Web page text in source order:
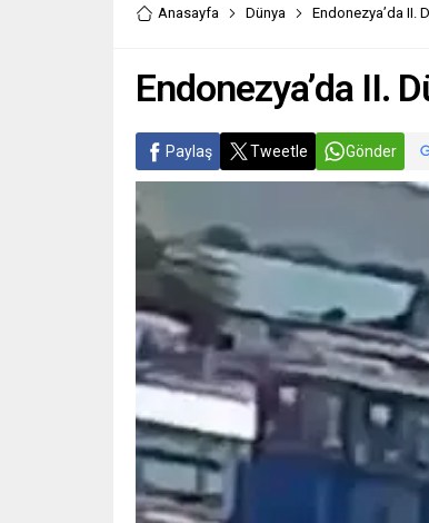
Anasayfa Dünya Endonezya’da II.
Endonezya’da II.
Paylaş Tweetle Gönder